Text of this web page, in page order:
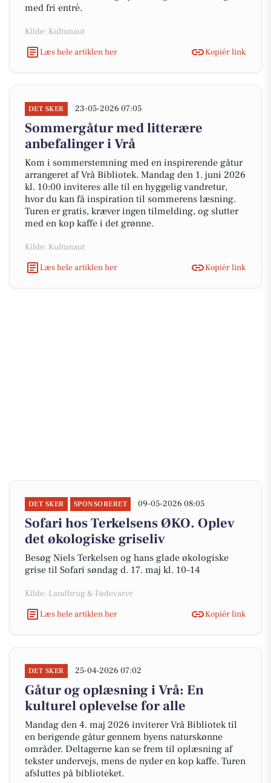
med fri entré.
Kilde: Kultunaut
Læs hele artiklen her
Kopiér link
DET SKER 23-05-2026 07:05
Sommergåtur med litterære
anbefalinger i Vrå
Kom i sommerstemning med en inspirerende gåtur
arrangeret af Vrå Bibliotek. Mandag den 1. juni 2026
kl. 10:00 inviteres alle til en hyggelig vandretur,
hvor du kan få inspiration til sommerens læsning.
Turen er gratis, kræver ingen tilmelding, og slutter
med en kop kaffe i det grønne.
Kilde: Kultunaut
Læs hele artiklen her
Kopiér link
DET SKER SPONSORERET 09-05-2026 08:05
Sofari hos Terkelsens ØKO. Oplev
det økologiske griseliv
Besøg Niels Terkelsen og hans glade økologiske
grise til Sofari søndag d. 17. maj kl. 10–14
Kilde: Landbrug & Fødevarer
Læs hele artiklen her
Kopiér link
DET SKER 25-04-2026 07:02
Gåtur og oplæsning i Vrå: En
kulturel oplevelse for alle
Mandag den 4. maj 2026 inviterer Vrå Bibliotek til
en berigende gåtur gennem byens naturskønne
områder. Deltagerne kan se frem til oplæsning af
tekster undervejs, mens de nyder en kop kaffe. Turen
afsluttes på biblioteket.